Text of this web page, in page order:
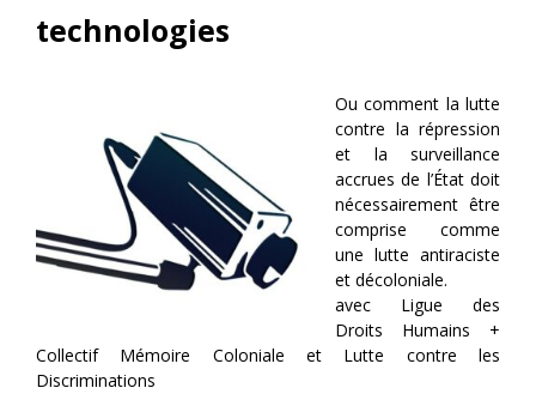
technologies
Ou comment la lutte
contre la répression
et la surveillance
accrues de l’État doit
nécessairement être
comprise comme
une lutte antiraciste
et décoloniale.
avec Ligue des
Droits Humains +
Collectif Mémoire Coloniale et Lutte contre les
Discriminations